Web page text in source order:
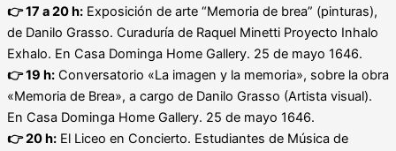
👉17 a 20 h: Exposición de arte “Memoria de brea” (pinturas),
de Danilo Grasso. Curaduría de Raquel Minetti Proyecto Inhalo
Exhalo. En Casa Dominga Home Gallery. 25 de mayo 1646.
👉19 h: Conversatorio «La imagen y la memoria», sobre la obra
«Memoria de Brea», a cargo de Danilo Grasso (Artista visual).
En Casa Dominga Home Gallery. 25 de mayo 1646.
👉20 h: El Liceo en Concierto. Estudiantes de Música de